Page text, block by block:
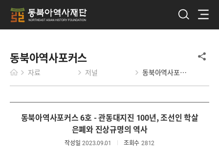
동북아역사포커스
자료 저널 동북아역사포커스
동북아역사포커스 6호 - 관동대지진 100년, 조선인 학살
은폐와 진상규명의 역사
작성일 2023.09.01 조회수 2812